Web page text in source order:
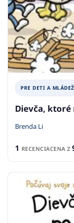
PRE DETI A MLÁDEŽ
Dievča,
Brenda Li
1 RECENCIACENA Z